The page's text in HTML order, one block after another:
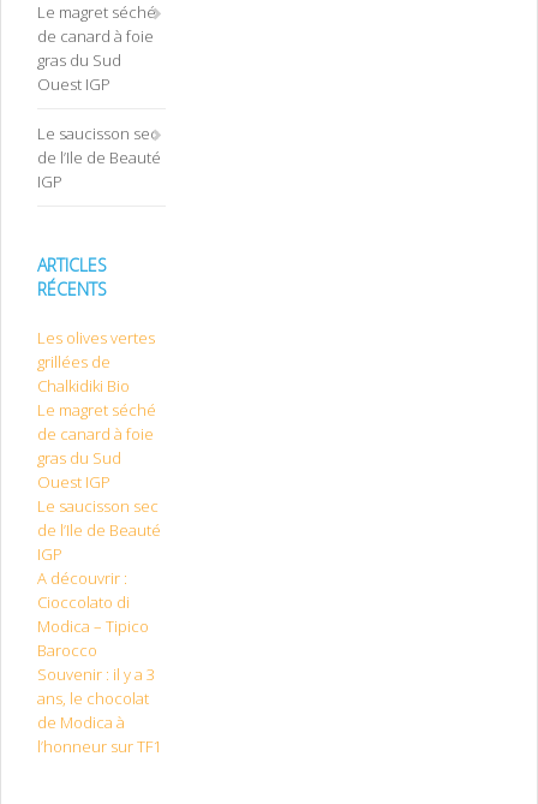
Le magret séché
de canard à foie
gras du Sud
Ouest IGP
Le saucisson sec
de l’Ile de Beauté
IGP
ARTICLES
RÉCENTS
Les olives vertes
grillées de
Chalkidiki Bio
Le magret séché
de canard à foie
gras du Sud
Ouest IGP
Le saucisson sec
de l’Ile de Beauté
IGP
A découvrir :
Cioccolato di
Modica – Tipico
Barocco
Souvenir : il y a 3
ans, le chocolat
de Modica à
l’honneur sur TF1